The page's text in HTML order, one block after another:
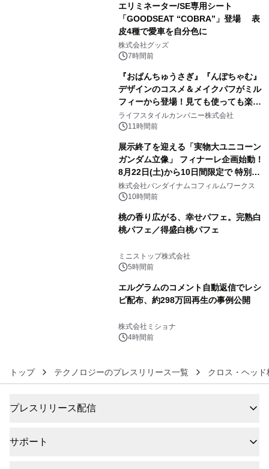
エリミネーター/SE専用シート
「GOODSEAT “COBRA”」登場 表
皮4種で愛車を自分色に
株式会社グッズ
7時間前
『おぱんちゅうさぎ』『んぽちゃむ』
デザインのコスメ＆メイクパフがミル
フィーから登場！見ても使っても楽し
い、ポップでキュートなコレクショ
ン。
ライフスタイルカンパニー株式会社
11時間前
展示終了を迎える「実物大ユニコーン
ガンダム立像」 フィナーレ企画始動！
8月22日(土)から10日間限定で 特別映
像『UNICORN GUNDAM Statue ―
BEYOND POSSIBILITY ―』を上映！
株式会社バンダイナムコフィルムワークス
10時間前
桃の香り広がる、幸せパフェ。完熟白
桃パフェ／得盛白桃パフェ
ミニストップ株式会社
5時間前
エルグラムのコメント自動返信でレシ
ピ配布、約298万回再生の事例公開
株式会社ミショナ
4時間前
トップ テクノロジーのプレスリリース一覧 クロス・ヘッド
プレスリリース配信
サポート